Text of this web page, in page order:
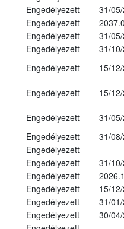
Engedélyezett
31/
Engedélyezett
Engedélyezett
31/
Engedélyezett
31/
Engedélyezett
15/
Engedélyezett
15/
Engedélyezett
31/
Engedélyezett
31/
Engedélyezett
-
Engedélyezett
31/
Engedélyezett
Engedélyezett
15/
Engedélyezett
31/
Engedélyezett
30/